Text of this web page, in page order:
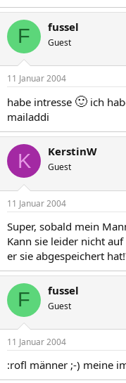
F fussel
Guest
11 Januar 2004
habe intresse 🙂 ich
mailaddi
K KerstinW
Guest
11 Januar 2004
Super, sobald mein
Kann sie leider nicht
er sie abgespeichert
F fussel
Guest
11 Januar 2004
:rofl männer ;-) meine